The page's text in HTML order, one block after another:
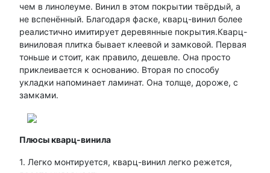
чем в линолеуме. Винил в этом покрытии твёрдый, а
не вспенённый. Благодаря фаске, кварц-винил более
реалистично имитирует деревянные покрытия.Кварц-
виниловая плитка бывает клеевой и замковой. Первая
тоньше и стоит, как правило, дешевле. Она просто
приклеивается к основанию. Вторая по способу
укладки напоминает ламинат. Она толще, дороже, с
замками.
Плюсы кварц-винила
1. Легко монтируется, кварц-винил легко режется,